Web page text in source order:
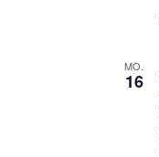
MO.
16